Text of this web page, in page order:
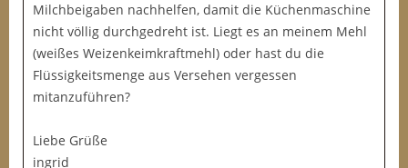
Milchbeigaben nachhelfen, damit die Küchenmaschine
nicht völlig durchgedreht ist. Liegt es an meinem Mehl
(weißes Weizenkeimkraftmehl) oder hast du die
Flüssigkeitsmenge aus Versehen vergessen
mitanzuführen?
Liebe Grüße
ingrid